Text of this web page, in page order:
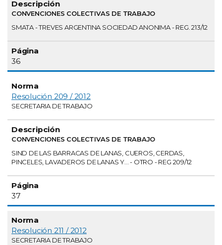
CONVENCIONES COLECTIVAS DE TRABAJO
SMATA - TREVES ARGENTINA SOCIEDAD ANONIMA - REG. 213/12
36
Resolución 209 / 2012
SECRETARIA DE TRABAJO
CONVENCIONES COLECTIVAS DE TRABAJO
SIND DE LAS BARRACAS DE LANAS, CUEROS, CERDAS,
PINCELES, LAVADEROS DE LANAS Y... - OTRO - REG 209/12
37
Resolución 211 / 2012
SECRETARIA DE TRABAJO